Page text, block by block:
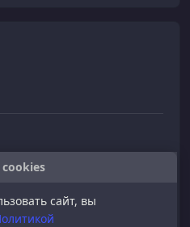
сайт, вы